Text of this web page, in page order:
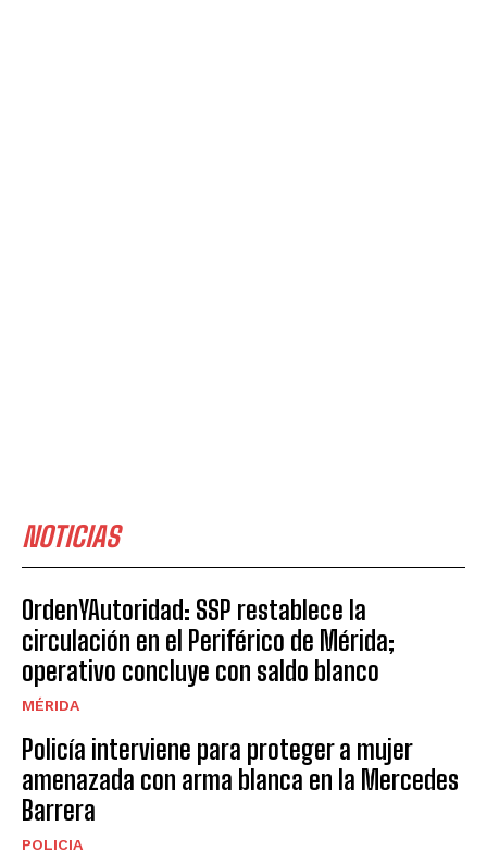
NOTICIAS
OrdenYAutoridad: SSP restablece la
circulación en el Periférico de Mérida;
operativo concluye con saldo blanco
MÉRIDA
Policía interviene para proteger a mujer
amenazada con arma blanca en la Mercedes
Barrera
POLICIA